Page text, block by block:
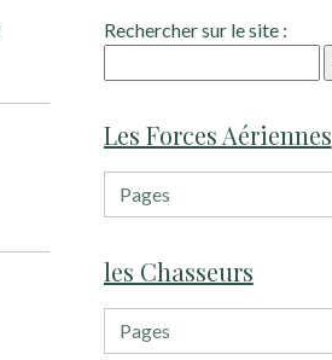
Rechercher sur le site :
Les Forces Aériennes
les Chasseurs